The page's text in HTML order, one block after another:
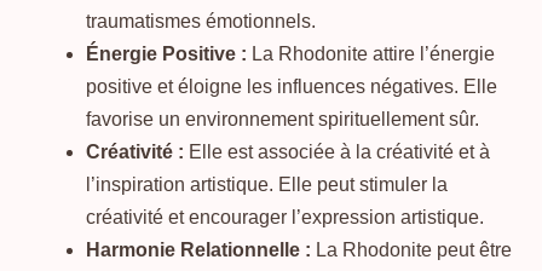
traumatismes émotionnels.
Énergie Positive : La Rhodonite attire l’énergie
positive et éloigne les influences négatives. Elle
favorise un environnement spirituellement sûr.
Créativité : Elle est associée à la créativité et à
l’inspiration artistique. Elle peut stimuler la
créativité et encourager l’expression artistique.
Harmonie Relationnelle : La Rhodonite peut être